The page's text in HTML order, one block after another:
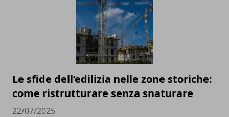
Le sfide dell’edilizia nelle zone storiche:
come ristrutturare senza snaturare
22/07/2025